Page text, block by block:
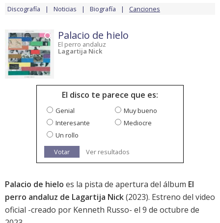
Discografía Noticias Biografía Canciones
Palacio de hielo
El perro andaluz
Lagartija Nick
El disco te parece que es:
Genial
Muy bueno
Interesante
Mediocre
Un rollo
Votar
Ver resultados
Palacio de hielo es la pista de apertura del álbum El
perro andaluz de Lagartija Nick(2023). Estreno del video
oficial -creado por Kenneth Russo- el 9 de octubre de